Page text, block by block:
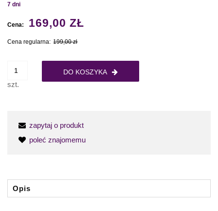
7 dni
Cena: 169,00 ZŁ
Cena regularna: 199,00 zł
szt.
DO KOSZYKA
zapytaj o produkt
poleć znajomemu
Opis